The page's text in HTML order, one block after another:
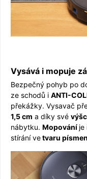
Vysává i mopuje
Bezpečný pohyb po
ze schodů i ANTI-
překážky. Vysavač
1,5 cm a díky své
nábytku. Mopo­vání je
stírání vetvaru